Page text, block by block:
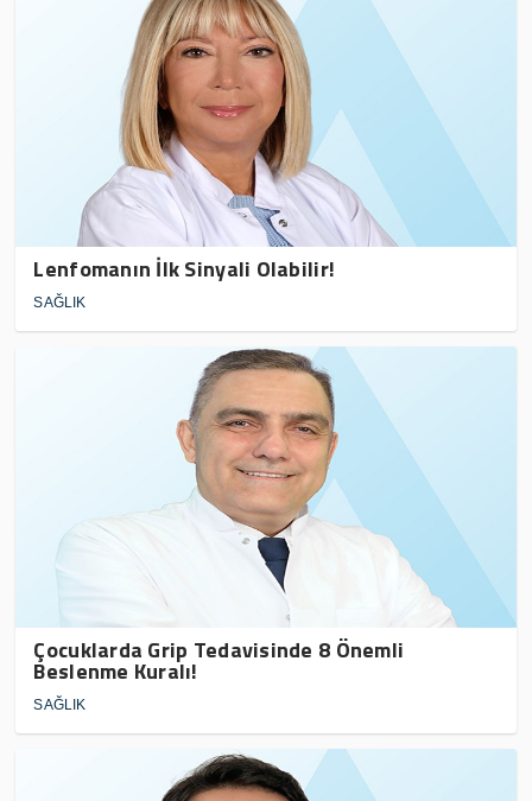
Lenfomanın İlk Sinyali Olabilir!
SAĞLIK
Çocuklarda Grip Tedavisinde 8 Önemli
Beslenme Kuralı!
SAĞLIK